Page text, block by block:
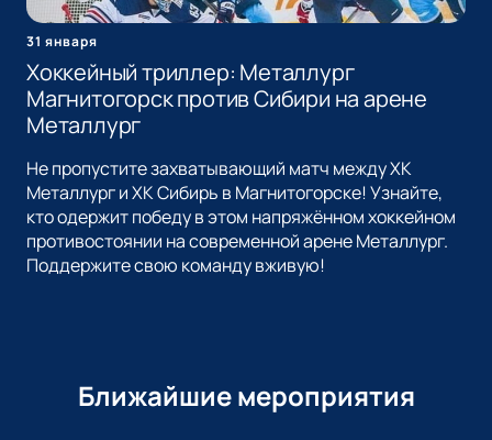
31 января
Хоккейный триллер: Металлург
Магнитогорск против Сибири на арене
Металлург
Не пропустите захватывающий матч между ХК
Металлург и ХК Сибирь в Магнитогорске! Узнайте,
кто одержит победу в этом напряжённом хоккейном
противостоянии на современной арене Металлург.
Поддержите свою команду вживую!
Ближайшие мероприятия